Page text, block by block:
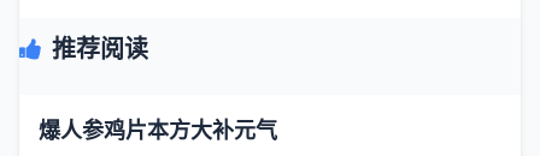
推荐阅读
爆人参鸡片本方大补元气